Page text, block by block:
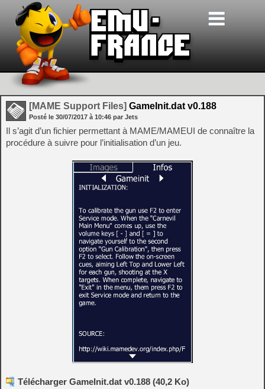
[MAME Support Files] GameInit.dat v0.188
Posté le 30/07/2017 à 10:46 par Jets
Il s’agit d’un fichier permettant à MAME/MAMEUI de connaître la
procédure à suivre pour l’initialisation d’un jeu.
Télécharger GameInit.dat v0.188 (40,2 Ko)